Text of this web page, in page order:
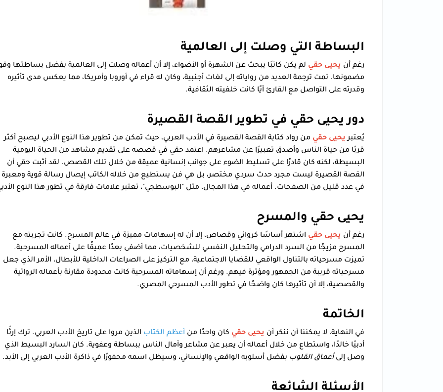
البساطة التي وصلت إلى العالمية
رغم أن يحيى حقي لم يكن كاتبًا يبحث عن الشهرة أو الأضواء، إلا أن أعماله وصلت إلى العالمية بفضل بساطتها
مضمونها. تمت ترجمة العديد من رواياته إلى لغات أجنبية، وكان له قراء في أوروبا وأمريكا، مما يعكس مدى تأثيره
وقدرته على التواصل مع القارئ أيًا كانت خلفيته الثقافية.
دور يحيى حقي في تطوير القصة القصيرة
يُعتبر يحيى حقي من رواد كتابة القصة القصيرة في الأدب العربي، حيث تمكن من تطوير هذا النوع الأدبي ليصبح أكثر
قربًا من حياة الناس وأصدق تعبيرًا عن مشاعرهم. اعتمد حقي في قصصه على تقديم مشاهد من الحياة اليومية
البسيطة، لكنه كان قادرًا على تسليط الضوء على جوانب إنسانية عميقة من خلال تلك القصص. لقد أثبت حقي أن
القصة القصيرة ليست مجرد حدث سردي مختصر، بل هي فن يستطيع من خلاله الكاتب إيصال رسالة قوية ومعبرة
في عدد قليل من الصفحات. أعماله في هذا المجال، مثل "البوسطجي"، تعتبر علامات فارقة في تطور هذا النوع
يحيى حقي والمسرح
رغم أن يحيى حقي اشتهر أساسًا كروائي وقصاص، إلا أن له إسهامات مميزة في عالم المسرح. كانت تجربته مع
المسرح مزيجًا من السرد الدرامي والتحليل النفسي للشخصيات، مما أضفى بعدًا عميقًا على أعماله المسرحية.
تميزت مسرحياته بالتناول الواقعي للقضايا الاجتماعية، مع التركيز على الصراعات الداخلية للأبطال، الأمر الذي جعل
مسرحياته قريبة من الجمهور ومؤثرة فيهم. ورغم أن إسهاماته المسرحية كانت محدودة مقارنة بأعماله الروائية
والقصصية، إلا أن تأثيرها كان واضحًا في تطور الأدب المسرحي المصري.
الخاتمة
في النهاية، لا يمكننا أن ننكر أن يحيى حقي كان واحدًا من أعظم الكتاب الذين مروا على تاريخ الأدب العربي. ترك إرثًا
أدبيًا خالدًا، واستطاع من خلال أعماله أن يعبر عن مشاعر وآمال الناس ببساطة وعفوية. كان السارد البسيط الذي
وصل إلىأعماق القلوب بفضل أسلوبه الواقعي والإنساني، وسيظل اسمه محفورًا في ذاكرة الأدب العربي إلى الأبد.
الأسئلة الشائعة